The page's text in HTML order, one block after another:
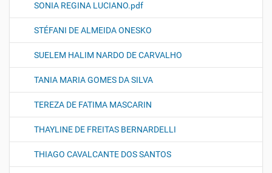
SONIA REGINA LUCIANO.pdf
STÉFANI DE ALMEIDA ONESKO
SUELEM HALIM NARDO DE CARVALHO
TANIA MARIA GOMES DA SILVA
TEREZA DE FATIMA MASCARIN
THAYLINE DE FREITAS BERNARDELLI
THIAGO CAVALCANTE DOS SANTOS